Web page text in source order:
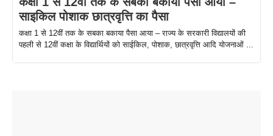
साइकिल पोशाक छात्रवृत्ति का पैसा
कक्षा 1 से 12वीं तक के सबका बकाया पैसा आया – राज्य के सरकारी विद्यालयों की
पहली से 12वीं कक्षा के विद्यार्थियों को साईकिल, पोशाक, छात्रवृत्ति आदि योजनाओं ...